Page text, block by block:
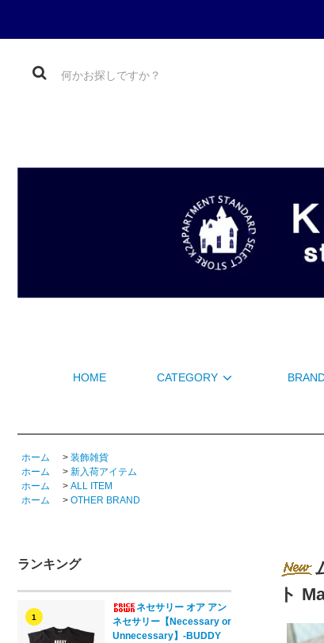
HOME CATEGORY
ホーム > 装飾雑貨
ホーム
> 新入荷アイテム
ホーム
> ALL ITEM
ホーム
> OTHER BRAND
ランキング
1
ネセサリー オア アン
ネセサリー【Necessary or
Unnecessary】-BUDDY
ト